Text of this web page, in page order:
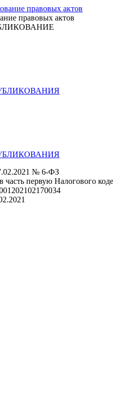
правовых актов
№ 6-ФЗ
первую Налогового